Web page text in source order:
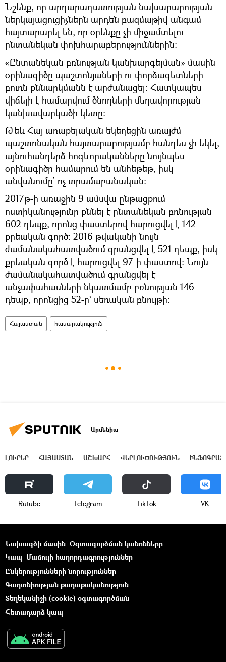
Նշենք, որ արդարադատության նախարարության
ներկայացուցիչներն արդեն բազմաթիվ անգամ
հայտարարել են, որ օրենքը չի միջամտելու
ընտանեկան փոխհարաբերություններին։
«Ընտանեկան բռնության կանխարգելման» մասին
օրինագիծը պաշտոնյաների ու փորձագետների
բուռն քննարկմանն է արժանացել։ Հատկապես
վիճելի է համարվում ծնողների մեղավորության
կանխավարկածի կետը։
Թեև Հայ առաքելական եկեղեցին առայժմ
պաշտոնական հայտարարությամբ հանդես չի եկել,
այնուհանդերձ հոգևորականները նույնպես
օրինագիծը համարում են անհեթեթ, իսկ
անվանումը` ոչ տրամաբանական։
2017թ-ի առաջին 9 ամսվա ընթացքում
ոստիկանությունը քննել է ընտանեկան բռնության
602 դեպք, որոնց փաստերով հարուցվել է 142
քրեական գործ։ 2016 թվականի նույն
ժամանակահատվածում գրանցվել է 521 դեպք, իսկ
քրեական գործ է հարուցվել 97-ի փաստով։ Նույն
ժամանակահատվածում գրանցվել է
անչափահասների նկատմամբ բռնության 146
դեպք, որոնցից 52-ը` սեռական բնույթի։
Հայաստան հասարակություն
Արմենիա
ԼՈՒՐԵՐ ՀԱՅԱՍՏԱՆ ԱՇԽԱՐՀ ՎԵՐԼՈՒԾՈՒԹՅՈՒՆ
Rutube Telegram ТikТоk VK
Նախագծի մասին Օգտագործման կանոնները
Կապ Մամուլի հաղորդագրություններ
Ընկերությունների նորություններ
Գաղտնիության քաղաքականություն
Տեղեկանիշի (cookie) օգտագործման
Հետադարձ կապ